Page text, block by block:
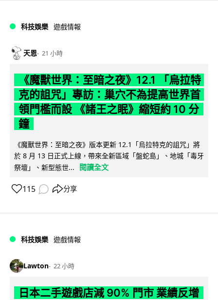
科技娛樂 遊戲情報
天恩 21 小時
《魔獸世界：至暗之夜》12.1 「烏拉特
克的詛咒」專訪：巢穴不為提高世界首
領門檻而設 《諸王之眠》縮短約 10 分
鐘
《魔獸世界：至暗之夜》版本更新 12.1「烏拉特克的詛咒」將
於 8 月 13 日正式上線，帶來全新區域「盤蛇島」、地城「毒牙
祭壇」、新型態世...
閱讀全文
115 分享
科技娛樂 遊戲情報
Lawton 22 小時
日本二手遊戲店減 90% 門市 業績反增